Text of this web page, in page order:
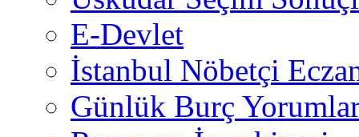
E-Devlet
İstanbul Nöbetçi
Günlük Burç